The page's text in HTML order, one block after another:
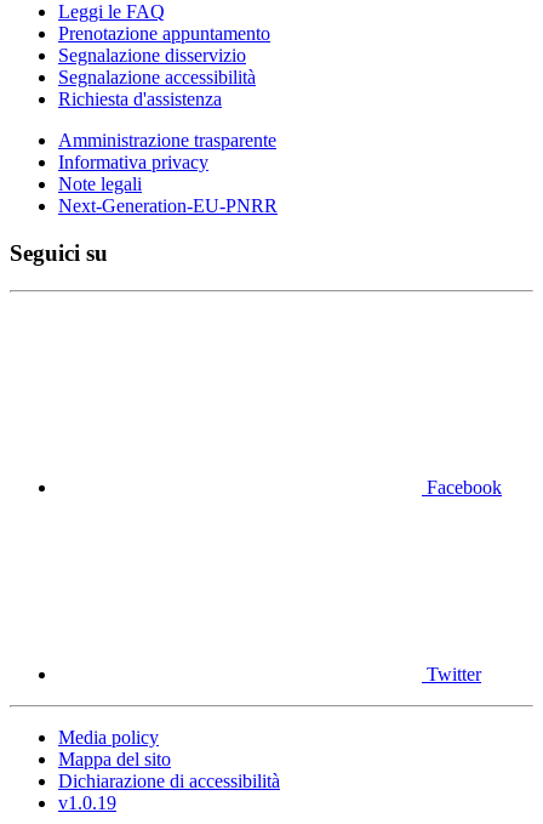
Leggi le FAQ
Prenotazione appuntamento
Segnalazione disservizio
Segnalazione accessibilità
Richiesta d'assistenza
Amministrazione trasparente
Informativa privacy
Note legali
Next-Generation-EU-PNRR
Seguici su
Facebook
Twitter
Media policy
Mappa del sito
Dichiarazione di accessibilità
v1.0.19